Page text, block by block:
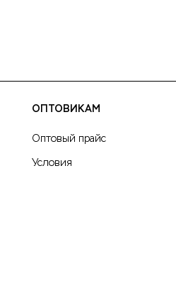
ОПТОВИКАМ
Оптовый прайс
Условия